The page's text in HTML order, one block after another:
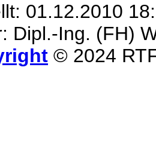
01.12.2010
Dipl.-Ing. (FH)
© 2024